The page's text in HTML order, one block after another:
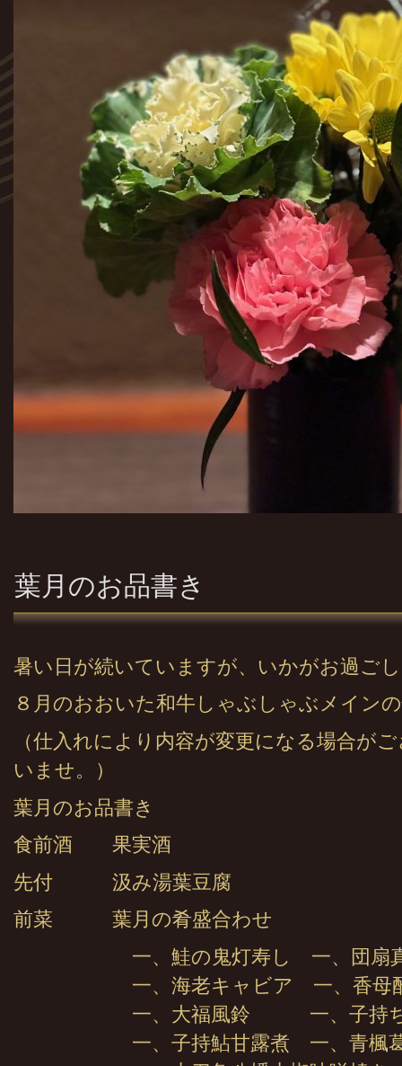
葉月のお品書き
暑い日が続いていますが、いかがお過ご
８月のおおいた和牛しゃぶしゃぶメイン
（仕入れにより内容が変更になる場合が
いませ。）
葉月のお品書き
食前酒 果実酒
先付 汲み湯葉豆腐
前菜 葉月の肴盛合わせ
一、鮭の鬼灯寿し 一、団扇
一、海老キャビア 一、香母酢
一、大福風鈴 一、子持ち
一、子持鮎甘露煮 一、青楓葛